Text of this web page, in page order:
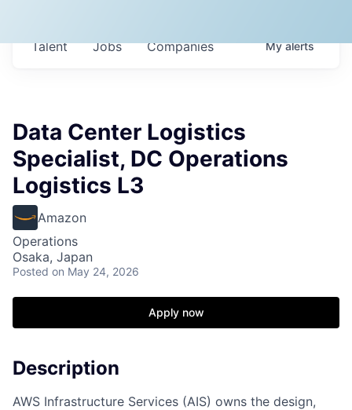
Jobs Companies
Talent Myalerts
Data Center Logistics
Specialist, DC Operations
Logistics L3
Amazon
Operations
Osaka, Japan
Posted on May 24, 2026
Apply now
Description
AWS Infrastructure Services (AIS) owns the design,